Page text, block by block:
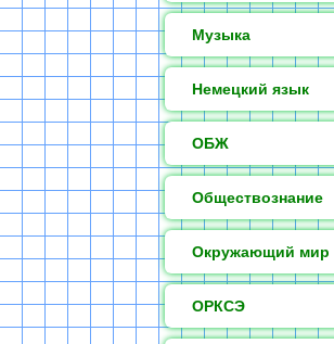
Музыка
Немецкий язык
ОБЖ
Обществознание
Окружающий мир
ОРКСЭ